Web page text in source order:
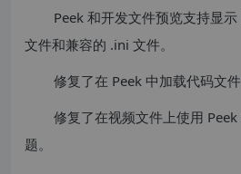
Peek 和开发文件预览支持显
文件和兼容的 .ini 文件。
修复了在 Peek 中加载代码文件
修复了在视频文件上使用
题。